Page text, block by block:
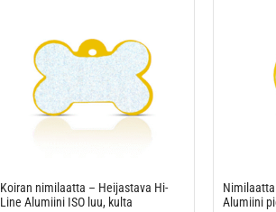
Koiran nimilaatta – Heijastava Hi-
Line Alumiini ISO luu, kulta
Alumiini